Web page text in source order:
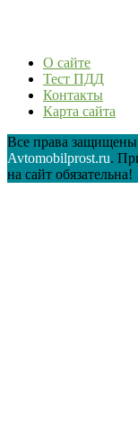
О сайте
Тест ПДД
Контакты
Карта сайта
Все права
Avtomobilprost.ru.
на сайт обязательна!